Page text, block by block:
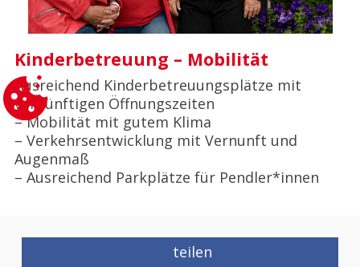
Kinderbetreuung – Mobilität
Ausreichend Kinderbetreuungsplätze mit
vernünftigen Öffnungszeiten
– Mobilität mit gutem Klima
– Verkehrsentwicklung mit Vernunft und
Augenmaß
– Ausreichend Parkplätze für Pendler*innen
teilen